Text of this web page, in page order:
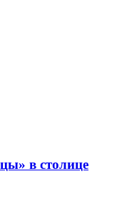
в столице